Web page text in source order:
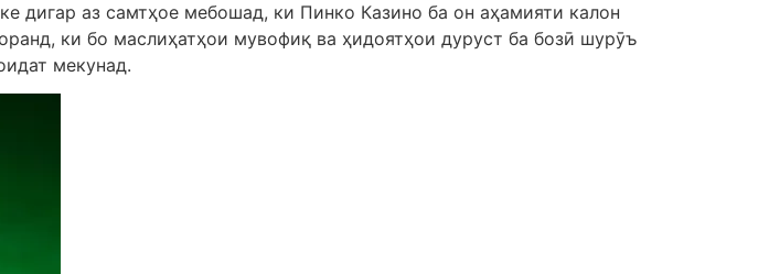
дигар аз самтҳое мебошад, ки Пинко Казино ба он аҳамияти калон
ки бо маслиҳатҳои мувофиқ ва ҳидоятҳои дуруст ба бозӣ шурӯъ
мекунад.